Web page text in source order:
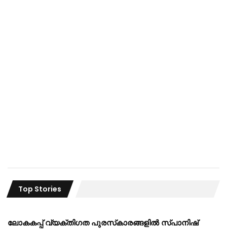
Top Stories
ലോകകപ്പ് വ്യക്തിഗത പുരസ്‌കാരങ്ങളിൽ സ്പാനിഷ്